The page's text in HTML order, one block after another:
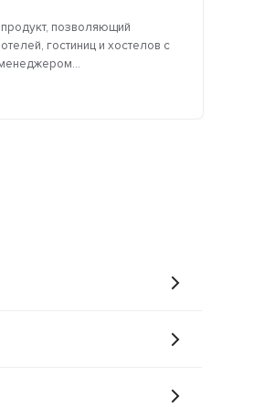
позволяющий
гостиниц и хостелов с